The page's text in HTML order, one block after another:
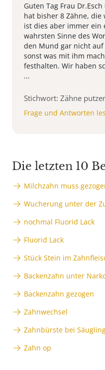
Guten Tag Frau
hat bisher 8 Zähne,
ist dies aber immer ein
wahrsten Sinne des
den Mund gar nicht
sonst was mit ihm
festhalten. Wir haben
...
Stichwort: Zähne
Frage und Antworten
Die letzten 10
Milchzahn muss
Wucherung unter der
nochmal Fluorid Lack
Fluorid Lack
Stück Stein im
Backenzahn unter
Backenzahn gezogen
Zahnwechsel
Zahnbürste bei
Zahn op